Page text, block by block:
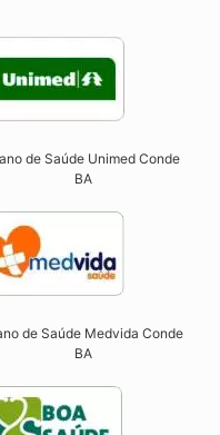
de Saúde Unimed Conde
BA
de Saúde Medvida Conde
BA